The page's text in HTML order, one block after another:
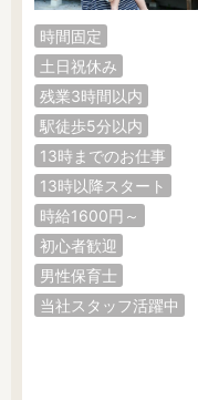
時間固定
土日祝休み
残業3時間以内
駅徒歩5分以内
13時までのお仕事
13時以降スタート
時給1600円～
初心者歓迎
男性保育士
当社スタッフ活躍中
施設形態
公立保育園
認定こども園
小規模認可保育園
病院内保育所
学童保育施設
子育て支援センター
放課後等デイサービ
ス
その他施設